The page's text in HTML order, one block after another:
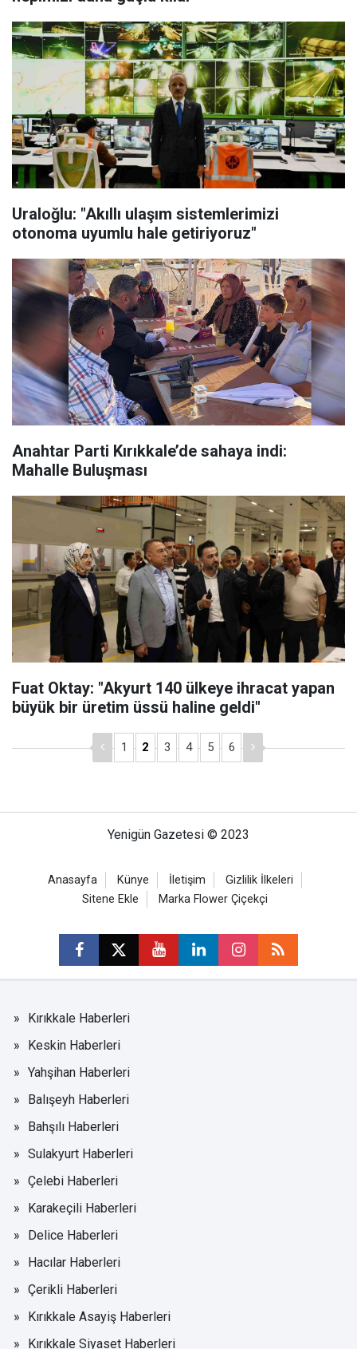
Uraloğlu: "Akıllı ulaşım sistemlerimizi
otonoma uyumlu hale getiriyoruz"
Anahtar Parti Kırıkkale’de sahaya indi:
Mahalle Buluşması
Fuat Oktay: "Akyurt 140 ülkeye ihracat yapan
büyük bir üretim üssü haline geldi"
1 2 3 4 5 6
Yenigün Gazetesi © 2023
Anasayfa Künye İletişim
Gizlilik İlkeleri
Sitene Ekle
Marka Flower Çiçekçi
Kırıkkale Haberleri
Keskin Haberleri
Yahşihan Haberleri
Balışeyh Haberleri
Bahşılı Haberleri
Sulakyurt Haberleri
Çelebi Haberleri
Karakeçili Haberleri
Delice Haberleri
Hacılar Haberleri
Çerikli Haberleri
Kırıkkale Asayiş Haberleri
Kırıkkale Siyaset Haberleri